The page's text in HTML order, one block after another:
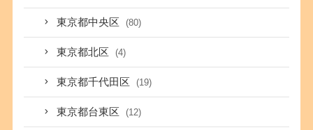
東京都中央区 (80)
東京都北区 (4)
東京都千代田区 (19)
東京都台東区 (12)